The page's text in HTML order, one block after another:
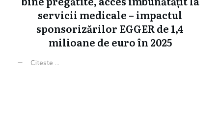
servicii medicale – impactul
sponsorizărilor EGGER de 1,4
milioane de euro în 2025
Citeste ...